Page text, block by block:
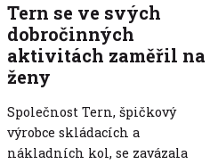
Tern se ve svých
dobročinných
aktivitách zaměřil na
ženy
Společnost Tern, špičkový
výrobce skládacích a
nákladních kol, se zavázala